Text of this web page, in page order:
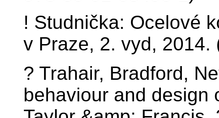
! Studnička: Ocelové
v Praze, 2. vyd, 2014.
? Trahair, Bradford,
behaviour and design